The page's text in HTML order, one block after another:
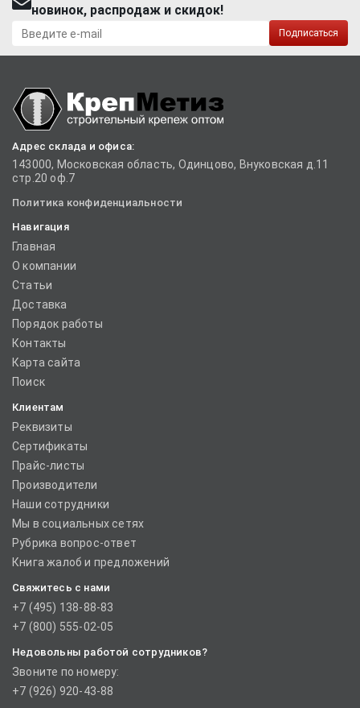
новинок, распродаж и скидок!
Подписаться
Адрес склада и офиса:
143000, Московская область, Одинцово, Внуковская д.11
стр.20 оф.7
Политика конфиденциальности
Навигация
Главная
О компании
Статьи
Доставка
Порядок работы
Контакты
Карта сайта
Поиск
Клиентам
Реквизиты
Сертификаты
Прайс-листы
Производители
Наши сотрудники
Мы в социальных сетях
Рубрика вопрос-ответ
Книга жалоб и предложений
Свяжитесь с нами
+7 (495) 138-88-83
+7 (800) 555-02-05
Недовольны работой сотрудников?
Звоните по номеру:
+7 (926) 920-43-88